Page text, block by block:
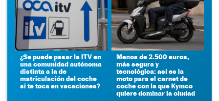
¿Se puede pasar la ITV en
una comunidad autónoma
distinta a la de
matriculación del coche
si te toca en vacaciones?
Menos de 2.500 euros,
más segura y
tecnológica: así es la
moto para el carnet de
coche con la que Kymco
quiere dominar la ciudad